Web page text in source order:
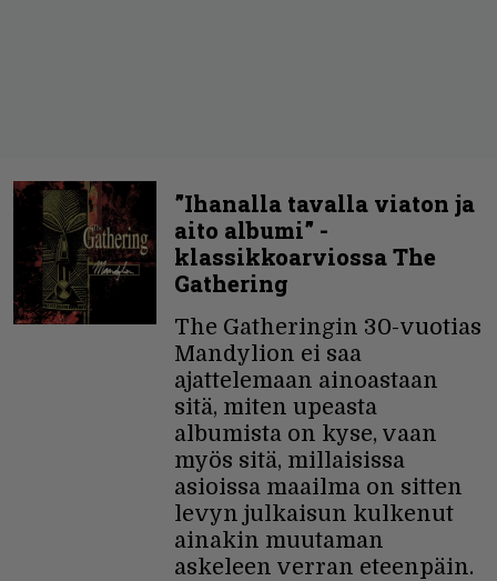
”Ihanalla tavalla viaton ja
aito albumi” -
klassikkoarviossa The
Gathering
The Gatheringin 30-vuotias
Mandylion ei saa
ajattelemaan ainoastaan
sitä, miten upeasta
albumista on kyse, vaan
myös sitä, millaisissa
asioissa maailma on sitten
levyn julkaisun kulkenut
ainakin muutaman
askeleen verran eteenpäin.